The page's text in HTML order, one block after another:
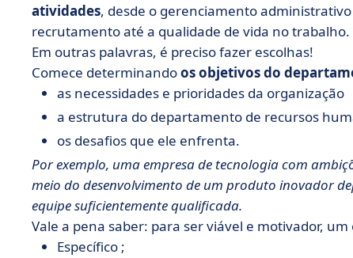
atividades, desde o gerenciamento
recrutamento até a qualidade de vida no trabalho.
Em outras palavras, é preciso fazer escolhas!
Comece determinandoos objetivos do
as necessidades e prioridades da organização
a estrutura do departamento de recursos
os desafios que ele enfrenta.
Por exemplo, uma empresa de tecnologia com
meio do desenvolvimento de um produto inovador
equipe suficientemente qualificada.
Vale a pena saber: para ser viável e motivador,
Específico ;